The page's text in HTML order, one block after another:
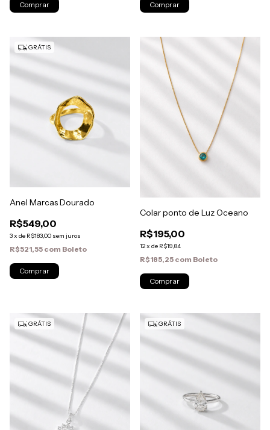
GRÁTIS
Anel Marcas Dourado
R$549,00
3x de R$183,00 sem juros
R$521,55 com Boleto
Colar ponto de Luz Oceano
R$195,00
12x de R$19,84
R$185,25 com Boleto
GRÁTIS GRÁTIS